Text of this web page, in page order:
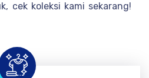
cek koleksi kami sekarang!